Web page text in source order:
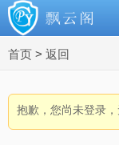
首页 > 返回
抱歉，您尚未登录